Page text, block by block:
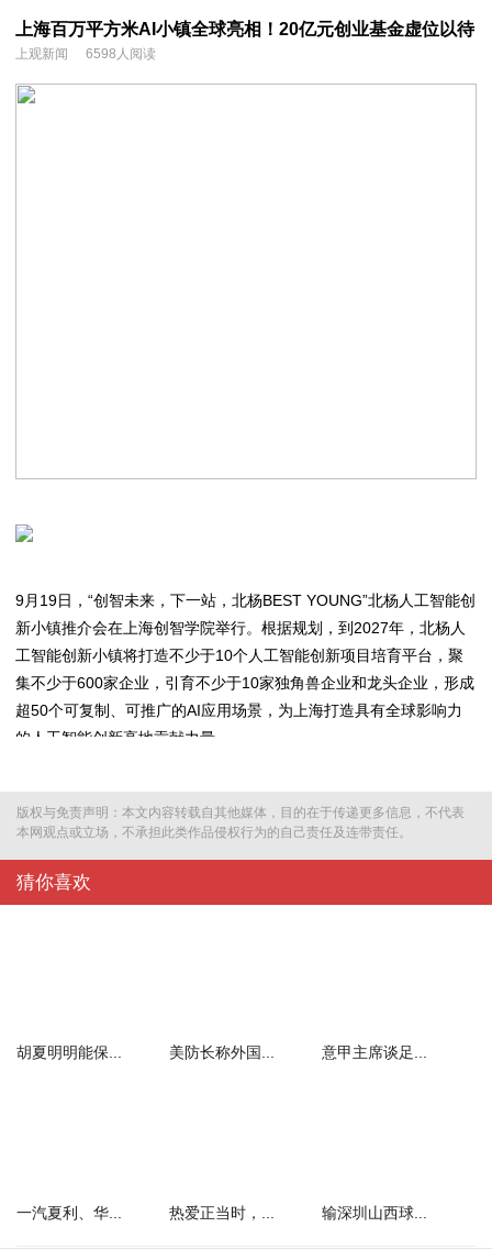
上海百万平方米AI小镇全球亮相！20亿元创业基金虚位以待
上观新闻 6598人阅读
9月19日，“创智未来，下一站，北杨BEST YOUNG”北杨人工智能创
新小镇推介会在上海创智学院举行。根据规划，到2027年，北杨人
工智能创新小镇将打造不少于10个人工智能创新项目培育平台，聚
集不少于600家企业，引育不少于10家独角兽企业和龙头企业，形成
超50个可复制、可推广的AI应用场景，为上海打造具有全球影响力
的人工智能创新高地贡献力量。
版权与免责声明：本文内容转载自其他媒体，目的在于传递更多信息，不代表
本网观点或立场，不承担此类作品侵权行为的自己责任及连带责任。
猜你喜欢
胡夏明明能保... 美防长称外国... 意甲主席谈足...
一汽夏利、华... 热爱正当时，... 输深圳山西球...